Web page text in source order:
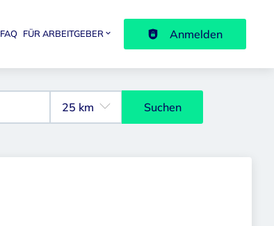
FAQ FÜR ARBEITGEBER Anmelden
Suchen